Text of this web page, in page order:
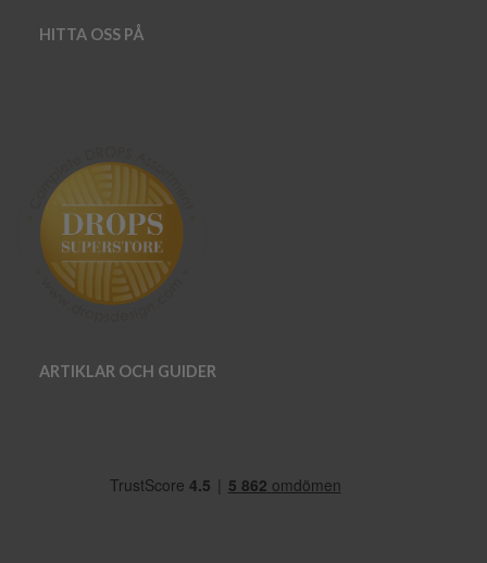
HITTA OSS PÅ
ARTIKLAR OCH GUIDER